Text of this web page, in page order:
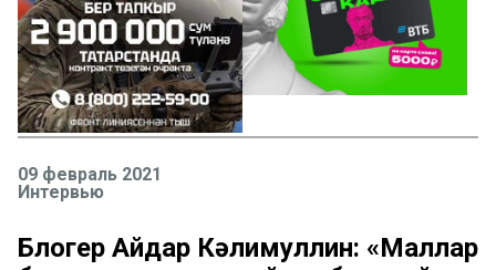
09 февраль 2021
Интервью
Блогер Айдар Кәлимуллин: «Маллар